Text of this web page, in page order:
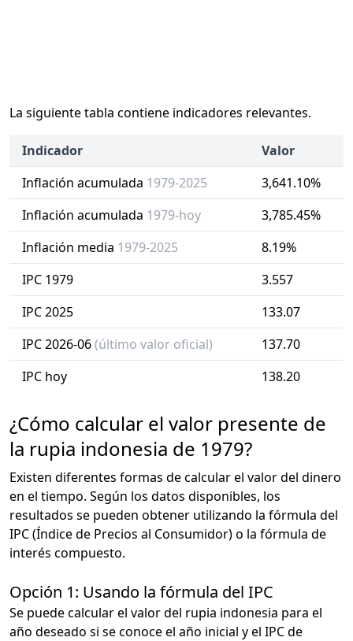
La siguiente tabla contiene indicadores relevantes.
Indicador
Valor
Inflación acumulada 1979-2025
3,641.10%
Inflación acumulada 1979-hoy
3,785.45%
Inflación media 1979-2025
8.19%
IPC 1979
3.557
IPC 2025
133.07
IPC 2026-06(último valor oficial)
137.70
IPC hoy
138.20
¿Cómo calcular el valor presente de
la rupia indonesia de 1979?
Existen diferentes formas de calcular el valor del dinero
en el tiempo. Según los datos disponibles, los
resultados se pueden obtener utilizando la fórmula del
IPC (Índice de Precios al Consumidor) o la fórmula de
interés compuesto.
Opción 1: Usando la fórmula del IPC
Se puede calcular el valor del rupia indonesia para el
año deseado si se conoce el año inicial y el IPC de